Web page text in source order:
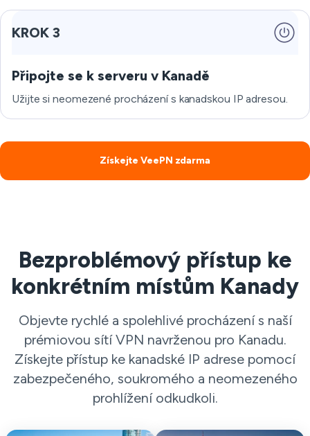
KROK 3
Připojte se k serveru v Kanadě
Užijte si neomezené procházení s kanadskou IP adresou.
Získejte VeePN zdarma
Bezproblémový přístup ke
konkrétním místům Kanady
Objevte rychlé a spolehlivé procházení s naší
prémiovou sítí VPN navrženou pro Kanadu.
Získejte přístup ke kanadské IP adrese pomocí
zabezpečeného, ​​soukromého a neomezeného
prohlížení odkudkoli.